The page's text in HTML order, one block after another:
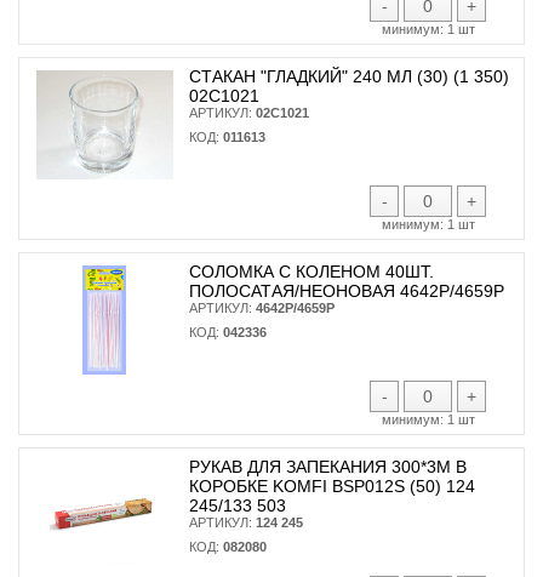
- +
минимум: 1 шт
СТАКАН "ГЛАДКИЙ" 240 МЛ (30) (1 350)
02С1021
АРТИКУЛ: 02С1021
КОД: 011613
- +
минимум: 1 шт
СОЛОМКА С КОЛЕНОМ 40ШТ.
ПОЛОСАТАЯ/НЕОНОВАЯ 4642Р/4659Р
АРТИКУЛ: 4642Р/4659Р
КОД: 042336
- +
минимум: 1 шт
РУКАВ ДЛЯ ЗАПЕКАНИЯ 300*3М В
КОРОБКЕ KOMFI BSP012S (50) 124
245/133 503
АРТИКУЛ: 124 245
КОД: 082080